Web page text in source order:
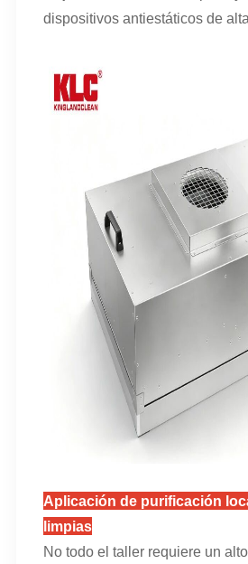
dispositivos antiestáticos de
Aplicación de purificación
limpias
No todo el taller requiere un